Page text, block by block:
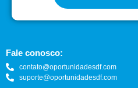
Fale conosco:
contato@oportunidadesdf.com
suporte@oportunidadesdf.com